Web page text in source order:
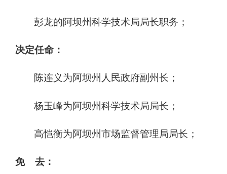
彭龙的阿坝州科学技术局局长职务；
决定任命：
陈连义为阿坝州人民政府副州长；
杨玉峰为阿坝州科学技术局局长；
高恺衡为阿坝州市场监督管理局局长；
免 去：